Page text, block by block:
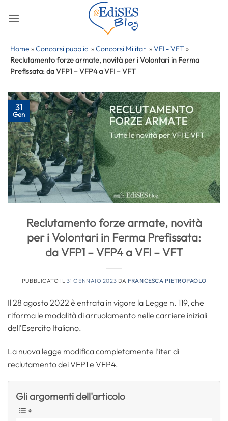
Home »Concorsi pubblici »Concorsi Militari »VFI - VFT »
Reclutamento forze armate, novità per i Volontari in Ferma
Prefissata: da VFP1 – VFP4 a VFI – VFT
31
Gen
Reclutamento forze armate, novità
per i Volontari in Ferma Prefissata:
da VFP1 – VFP4 a VFI – VFT
PUBBLICATO IL 31 GENNAIO 2023 DA FRANCESCA PIETROPAOLO
Il 28 agosto 2022 è entrata in vigore la Legge n. 119, che
riforma le modalità di arruolamento nelle carriere iniziali
dell’Esercito Italiano.
La nuova legge modifica completamente l’iter di
reclutamento dei VFP1 e VFP4.
Gli argomenti dell'articolo